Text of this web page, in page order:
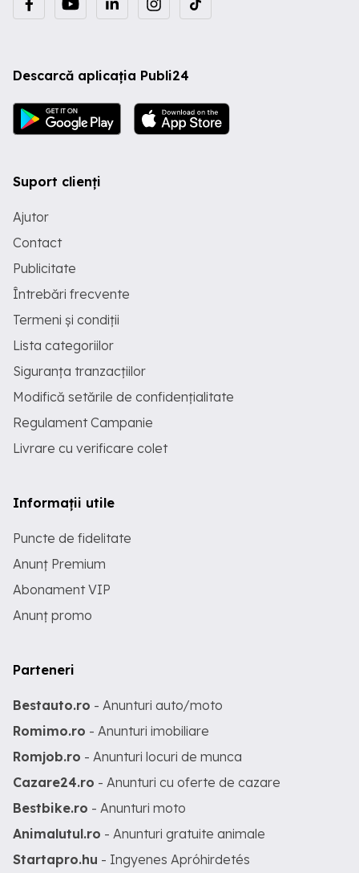
Descarcă aplicația Publi24
Suport clienți
Ajutor
Contact
Publicitate
Întrebări frecvente
Termeni și condiții
Lista categoriilor
Siguranța tranzacțiilor
Modifică setările de confidențialitate
Regulament Campanie
Livrare cu verificare colet
Informații utile
Puncte de fidelitate
Anunț Premium
Abonament VIP
Anunț promo
Parteneri
Bestauto.ro - Anunturi auto/moto
Romimo.ro - Anunturi imobiliare
Romjob.ro - Anunturi locuri de munca
Cazare24.ro - Anunturi cu oferte de cazare
Bestbike.ro - Anunturi moto
Animalutul.ro - Anunturi gratuite animale
Startapro.hu - Ingyenes Apróhirdetés